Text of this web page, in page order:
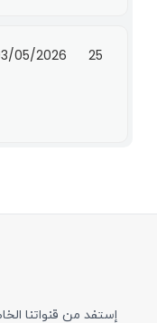
25
05/2026
إستفد من قنواتنا